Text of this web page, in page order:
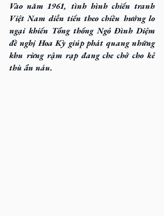
Vào năm 1961, tình hình chiến tranh
Việt Nam diễn tiến theo chiều hướng lo
ngại khiến Tổng thống Ngô Đình Diệm
đề nghị Hoa Kỳ giúp phát quang những
khu rừng rậm rạp đang che chở cho kẻ
thù ẩn náu.